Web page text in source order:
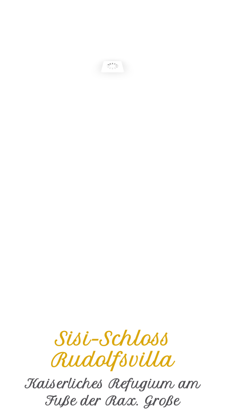
Sisi-Schloss
Rudolfsvilla
Kaiserliches Refugium am
Fuße der Rax. Große